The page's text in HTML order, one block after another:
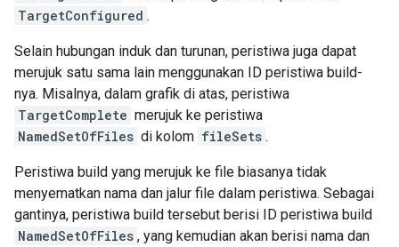
TargetConfigured .
Selain hubungan induk dan turunan, peristiwa juga dapat
merujuk satu sama lain menggunakan ID peristiwa build-
nya. Misalnya, dalam grafik di atas, peristiwa
TargetComplete merujuk ke peristiwa
NamedSetOfFiles di kolom fileSets .
Peristiwa build yang merujuk ke file biasanya tidak
menyematkan nama dan jalur file dalam peristiwa. Sebagai
gantinya, peristiwa build tersebut berisi ID peristiwa build
NamedSetOfFiles , yang kemudian akan berisi nama dan